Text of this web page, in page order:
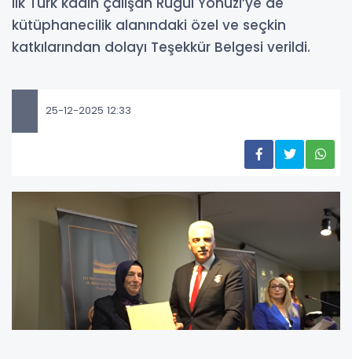
kütüphanecilik alanındaki özel ve seçkin
katkılarından dolayı Teşekkür Belgesi verildi.
25-12-2025 12:33